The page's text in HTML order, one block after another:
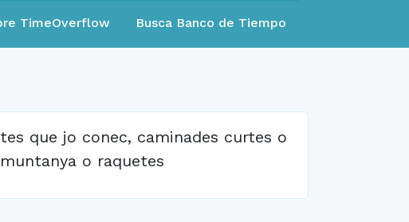
TimeOverflow Busca Banco de Tiempo
que jo conec, caminades curtes o
o raquetes